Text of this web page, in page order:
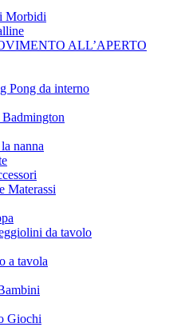
Morbidi
ALL’APERTO
Pong da interno
nanna
Materassi
da tavolo
a tavola
Giochi